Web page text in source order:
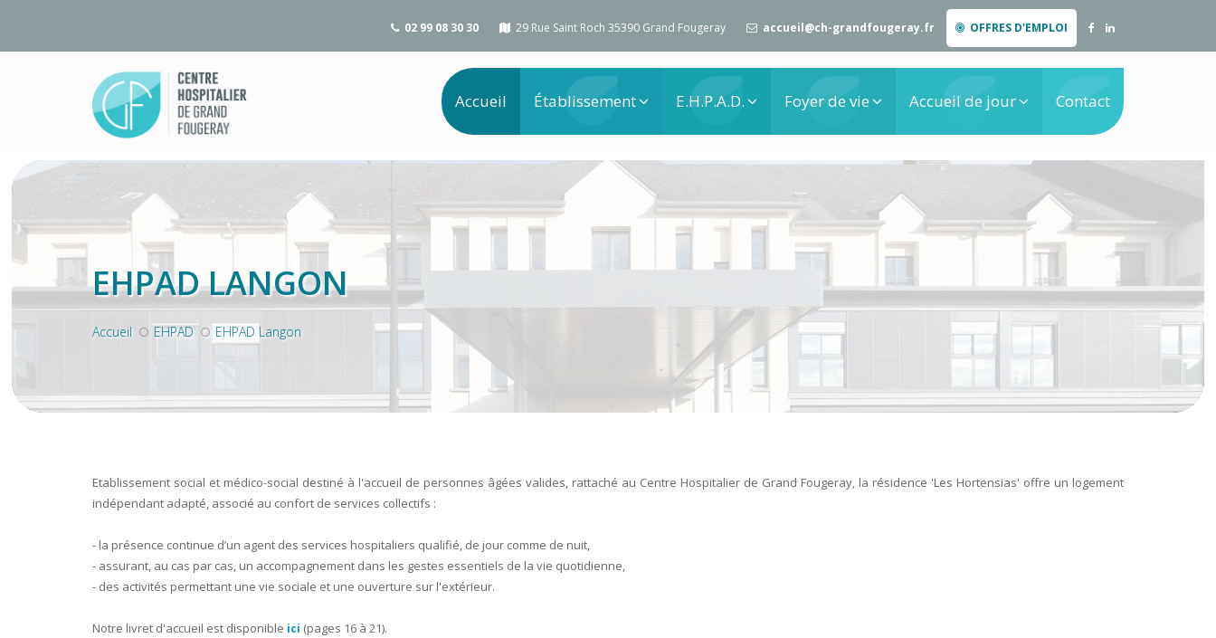
02 99 08 30 30 29 Rue Saint Roch 35390 Grand Fougeray accueil@ch-grandfougeray.fr OFFRES D'EMPLOI
Accueil Établissement E.H.P.A.D. Foyer de vie Accueil de jour Contact
EHPAD LANGON
Accueil EHPAD EHPAD Langon
Etablissement social et médico-social destiné à l'accueil de personnes âgées valides, rattaché au Centre Hospitalier de Grand Fougeray, la résidence 'Les Hortensias' offre un logement
indépendant adapté, associé au confort de services collectifs :
- la présence continue d’un agent des services hospitaliers qualifié, de jour comme de nuit,
- assurant, au cas par cas, un accompagnement dans les gestes essentiels de la vie quotidienne,
- des activités permettant une vie sociale et une ouverture sur l'extérieur.
Notre livret d'accueil est disponible ici (pages 16 à 21).